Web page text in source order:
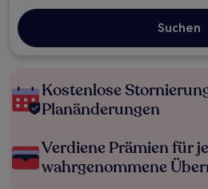
Suchen
Kostenlose
Planänderungen
Verdiene Prämien für
wahrgenommene